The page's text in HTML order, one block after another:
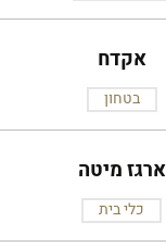
אקדח
בטחון
ארגז מיטה
כלי בית